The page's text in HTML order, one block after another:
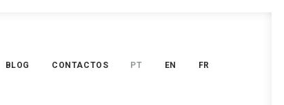
BLOG CONTACTOS PT EN FR